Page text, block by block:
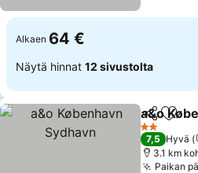
Alkaen 64 €
Näytä hinnat 12 sivustolta
Jaa
a&o
2
7,5 Hyvä
3.1 km
Paikan